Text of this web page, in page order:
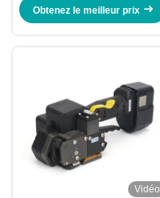
Obtenez le meilleur prix
Vidéo